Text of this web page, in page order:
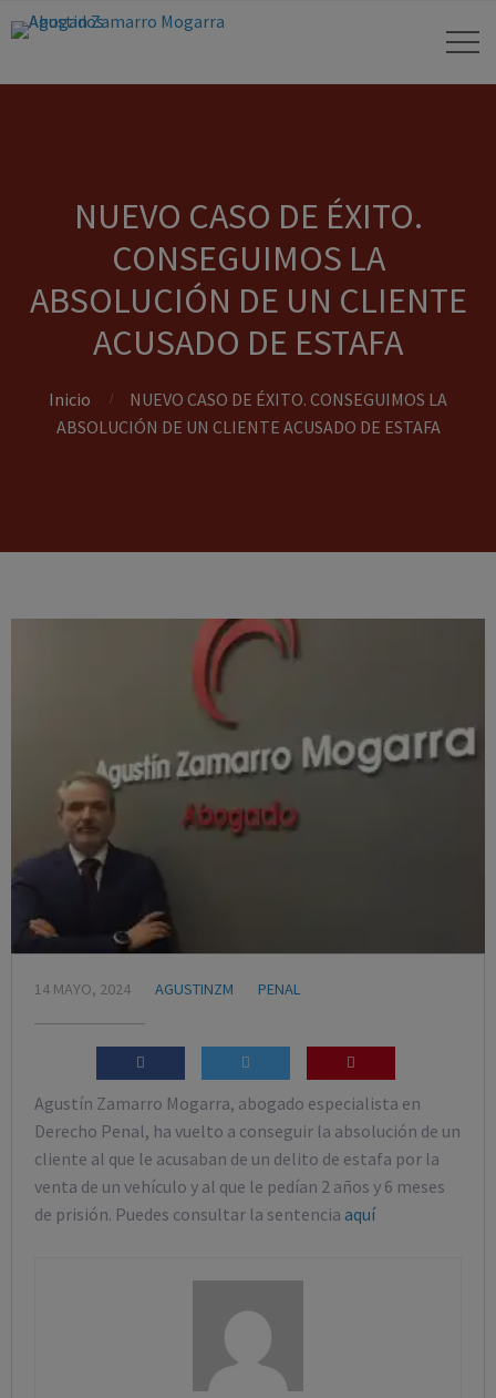
NUEVO CASO DE ÉXITO.
CONSEGUIMOS LA
ABSOLUCIÓN DE UN CLIENTE
ACUSADO DE ESTAFA
Inicio
NUEVO CASO DE ÉXITO. CONSEGUIMOS LA
ABSOLUCIÓN DE UN CLIENTE ACUSADO DE ESTAFA
14 MAYO, 2024 AGUSTINZM PENAL
Agustín Zamarro Mogarra, abogado especialista en
Derecho Penal, ha vuelto a conseguir la absolución de un
cliente al que le acusaban de un delito de estafa por la
venta de un vehículo y al que le pedían 2 años y 6 meses
de prisión. Puedes consultar la sentencia aquí